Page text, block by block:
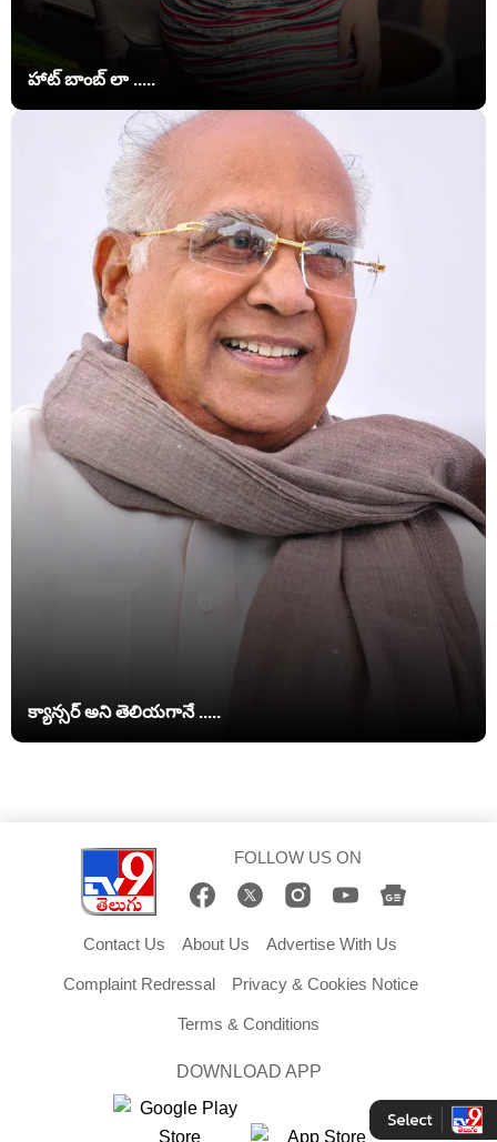
హాట్ బాంబ్ లా .....
క్యాన్సర్ అని తెలియగానే .....
FOLLOW US ON
Contact Us About Us Advertise With Us
Complaint Redressal Privacy & Cookies Notice
Terms & Conditions
DOWNLOAD APP